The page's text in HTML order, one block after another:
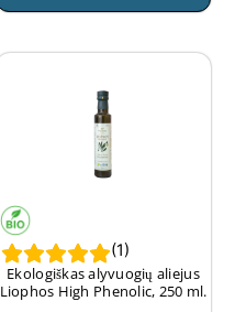
(1)
Ekologiškas alyvuogių aliejus
Liophos High Phenolic, 250 ml.